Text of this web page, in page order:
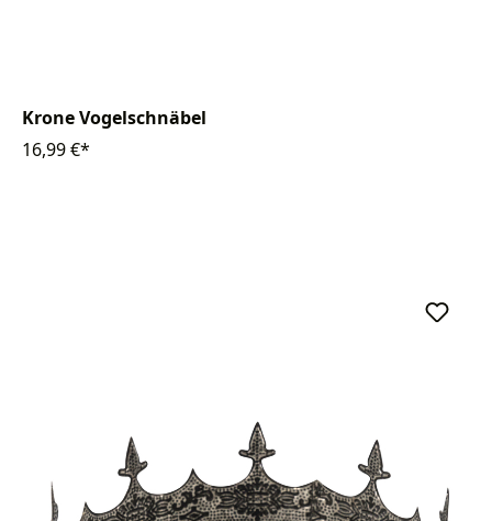
Krone Vogelschnäbel
16,99 €*